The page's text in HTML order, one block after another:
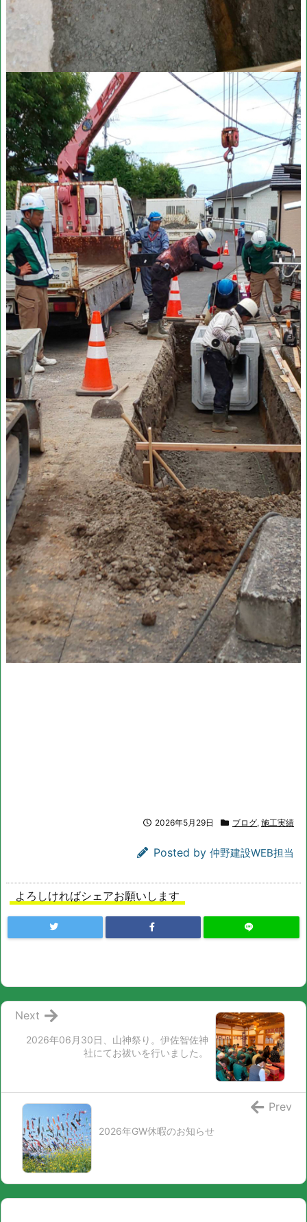
2026年5月29日 ブログ, 施工実績
Posted by 仲野建設WEB担当
よろしければシェアお願いします
2026年06月30日、山神祭り。伊佐智佐神
社にてお祓いを行いました。
Next
2026年GW休暇のお知らせ
Prev